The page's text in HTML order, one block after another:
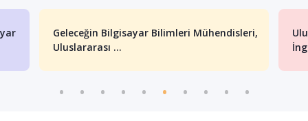
Geleceğin Bilgisayar Bilimleri Mühendisleri,
Uluslararası ...